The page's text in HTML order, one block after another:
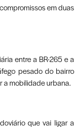
em duas
entre a BR-265 e a
pesado do bairro
a mobilidade urbana.
que vai ligar a